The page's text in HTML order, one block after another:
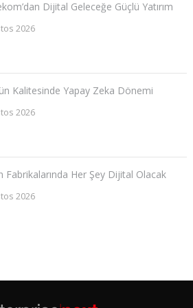
Dijital Geleceğe Güçlü Yatırım
2026
Kalitesinde Yapay Zeka Dönemi
2026
Fabrikalarında Her Şey Dijital Olacak
2026